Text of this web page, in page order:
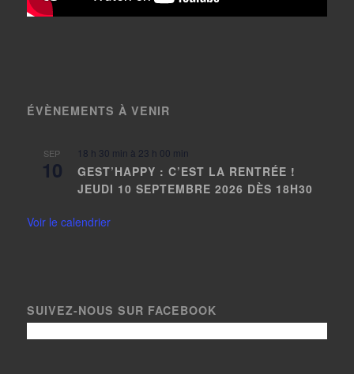
ÉVÈNEMENTS À VENIR
SEP
10
18 h 30 min à 23 h 00 min
GEST’HAPPY : C’EST LA RENTRÉE !
JEUDI 10 SEPTEMBRE 2026 DÈS 18H30
Voir le calendrier
SUIVEZ-NOUS SUR FACEBOOK